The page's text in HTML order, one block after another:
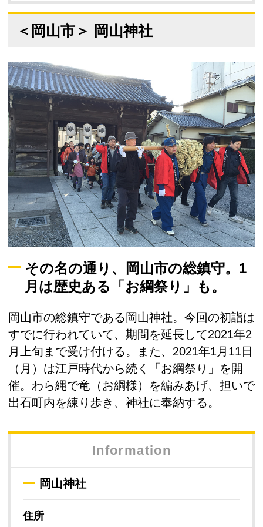
＜岡山市＞ 岡山神社
その名の通り、岡山市の総鎮守。1
月は歴史ある「お綱祭り」も。
岡山市の総鎮守である岡山神社。今回の初詣は
すでに行われていて、期間を延長して2021年2
月上旬まで受け付ける。また、2021年1月11日
（月）は江戸時代から続く「お綱祭り」を開
催。わら縄で竜（お綱様）を編みあげ、担いで
出石町内を練り歩き、神社に奉納する。
Information
岡山神社
住所